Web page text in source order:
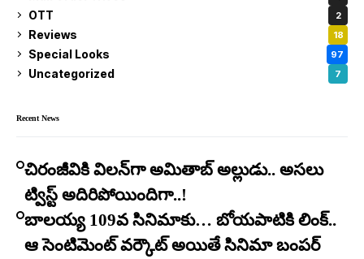
OTT 2
Reviews 18
Special Looks 97
Uncategorized 7
Recent News
చిరంజీవికి విలన్‌గా అమితాబ్ అల్లుడు.. అసలు
ట్విస్ట్ అదిరిపోయిందిగా..!
బాలయ్య 109వ సినిమాకు… బోయపాటికి లింక్..
ఆ సెంటిమెంట్ వర్కౌట్ అయితే సినిమా బంపర్